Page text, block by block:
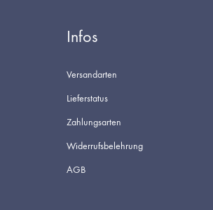
Infos
Versandarten
Lieferstatus
Zahlungsarten
Widerrufsbelehrung
AGB